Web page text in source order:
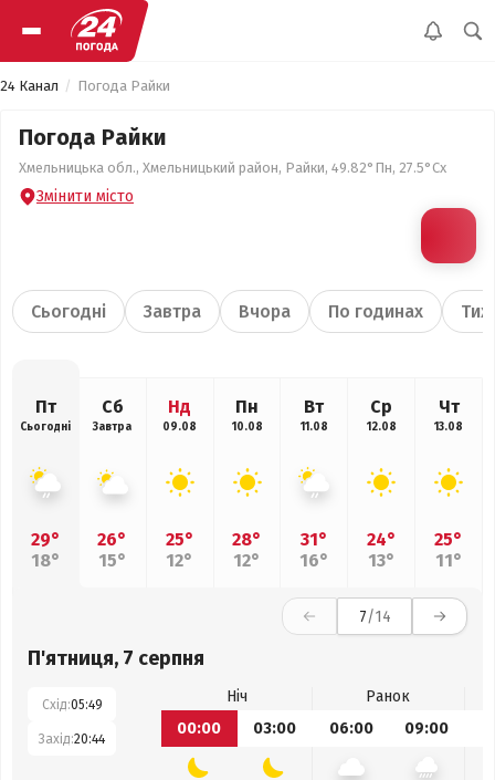
24 Канал Погода Райки
Погода Райки
Хмельницька обл., Хмельницький район, Райки, 49.82°Пн, 27.5°Сх
Змінити місто
Сьогодні Завтра Вчора По годинах
Пт
Сьогодні
29°
18°
Сб
Завтра
26°
15°
Нд
09.08
25°
12°
Пн
10.08
28°
12°
Вт
11.08
31°
16°
Ср
12.08
24°
13°
Чт
13.08
25°
11°
7/14
П'ятниця, 7 серпня
Схід:05:49
Захід:20:44
Ніч
Ранок
00:00
03:00 06:00 09:00